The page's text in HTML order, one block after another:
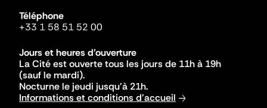
Téléphone
+33 1 58 51 52 00
Jours et heures d'ouverture
La Cité est ouverte tous les jours de 11h à 19h
(sauf le mardi).
Nocturne le jeudi jusqu'à 21h.
Informations et conditions d'accueil